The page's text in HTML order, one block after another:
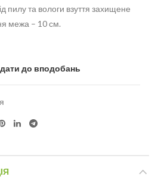
пилу та вологи взуття захищене
межа – 10 см.
до вподобань